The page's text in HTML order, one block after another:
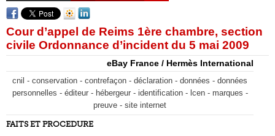
Cour d’appel de Reims 1ère chambre, section
civile Ordonnance d’incident du 5 mai 2009
eBay France / Hermès International
cnil - conservation - contrefaçon - déclaration - données - données
personnelles - éditeur - hébergeur - identification - lcen - marques -
preuve - site internet
FAITS ET PROCEDURE